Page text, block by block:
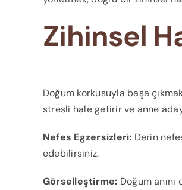
Zihinsel
Doğum korkusuyla başa
stresli hale getirir ve anne
Nefes Egzersizleri: Derin
edebilirsiniz.
Görselleştirme: Doğum